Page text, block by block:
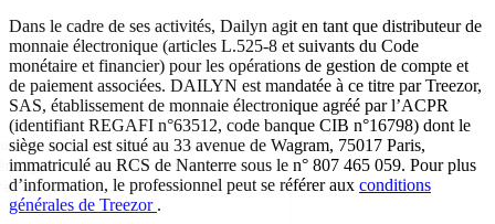
Salut c'est nous...
les Cookies !
On a attendu d'être sûrs que le contenu de ce site vous
intéresse avant de vous déranger, mais on aimerait bien vous
accompagner pendant votre visite...
C'est OK pour vous ?
Dans le cadre de ses activités, Dailyn agit en tant que distributeur de
monnaie électronique (articles L.525-8 et suivants du Code
monétaire et financier) pour les opérations de gestion de compte et
de paiement associées. DAILYN est mandatée à ce titre par Treezor,
SAS, établissement de monnaie électronique agréé par l’ACPR
(identifiant REGAFI n°63512, code banque CIB n°16798) dont le
siège social est situé au 33 avenue de Wagram, 75017 Paris,
immatriculé au RCS de Nanterre sous le n° 807 465 059. Pour plus
d’information, le professionnel peut se référer aux conditions
générales de Treezor .